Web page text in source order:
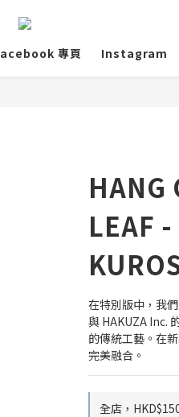
專頁 Instagram
HANG
LEAF
在特別版中，我
與 HAKUZA Inc.
的傳統工藝。在
完美融合。
全店，